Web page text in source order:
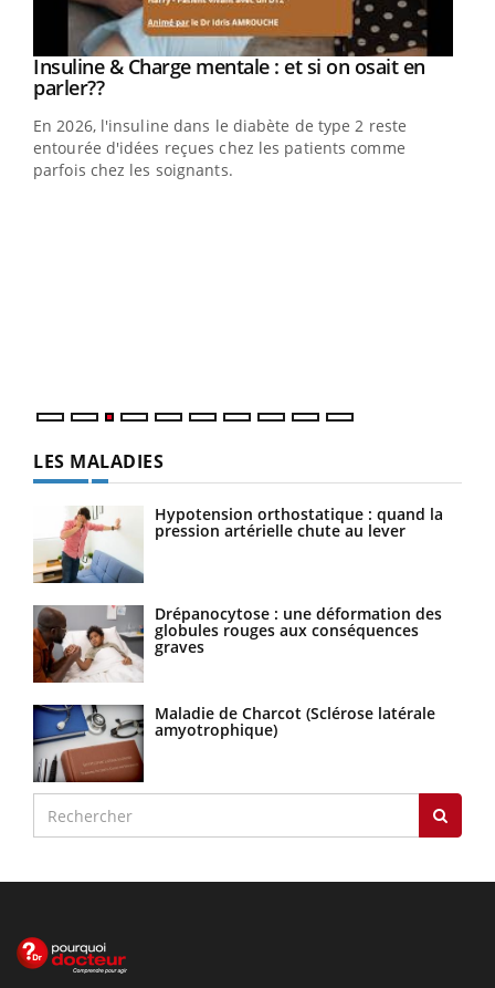
Youtube
Insuline & Charge mentale : et si on osait en
parler??Youtube
En 2026, l'insuline dans le diabète de type 2 reste
entourée d'idées reçues chez les patients comme
parfois chez les soignants.
LES MALADIES
Hypotension orthostatique : quand la
pression artérielle chute au lever
Drépanocytose : une déformation des
globules rouges aux conséquences
graves
Maladie de Charcot (Sclérose latérale
amyotrophique)